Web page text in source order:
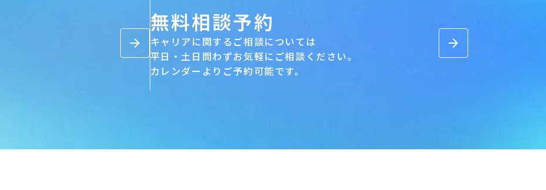
arrow_forward
無料相談予約
キャリアに関するご相談については
平日・土日問わずお気軽にご相談ください。
カレンダーよりご予約可能です。
arrow_forward